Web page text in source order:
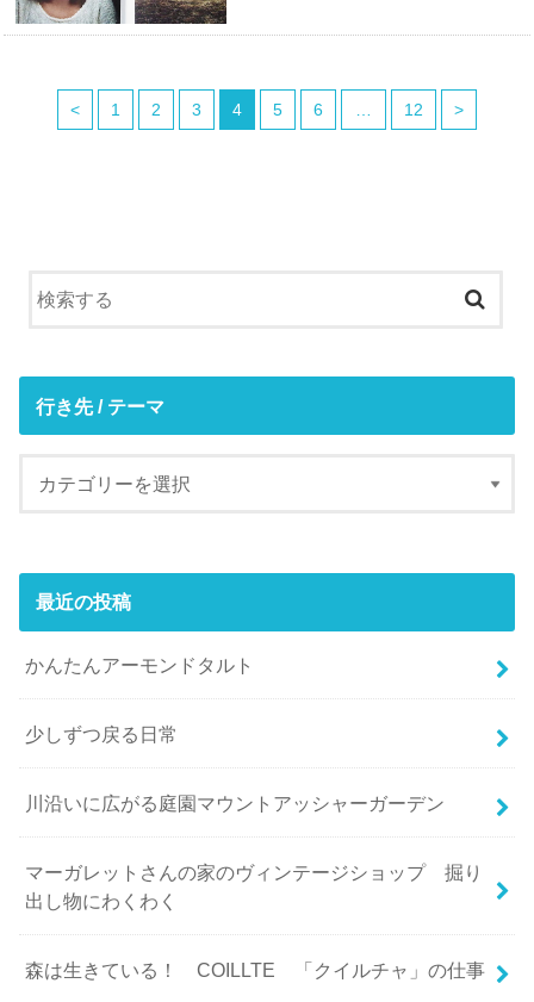
< 1 2 3 4 5 6 … 12 >
行き先 / テーマ
最近の投稿
かんたんアーモンドタルト
少しずつ戻る日常
川沿いに広がる庭園マウントアッシャーガーデン
マーガレットさんの家のヴィンテージショップ 掘り
出し物にわくわく
森は生きている！ COILLTE 「クイルチャ」の仕事